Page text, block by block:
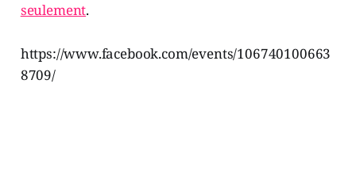
seulement.
https://www.facebook.com/events/106740100663
8709/